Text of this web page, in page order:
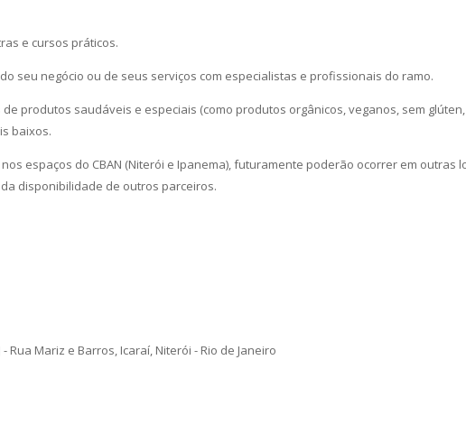
e cursos práticos.
seu negócio ou de seus serviços com especialistas e profissionais do ramo.
produtos saudáveis e especiais (como produtos orgânicos, veganos, sem
baixos.
espaços do CBAN (Niterói e Ipanema), futuramente poderão ocorrer em outras
disponibilidade de outros parceiros.
Rua Mariz e Barros, Icaraí, Niterói - Rio de Janeiro